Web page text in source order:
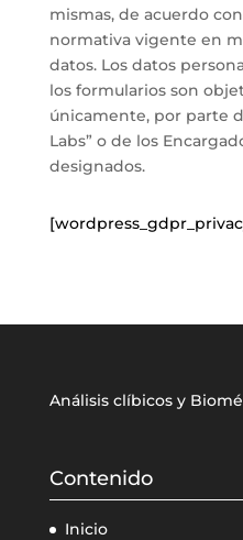
mismas, de acuerdo
normativa vigente en
datos. Los datos
los formularios son
únicamente, por parte
Labs” o de los
designados.
Análisis clíbicos y
Contenido
Inicio